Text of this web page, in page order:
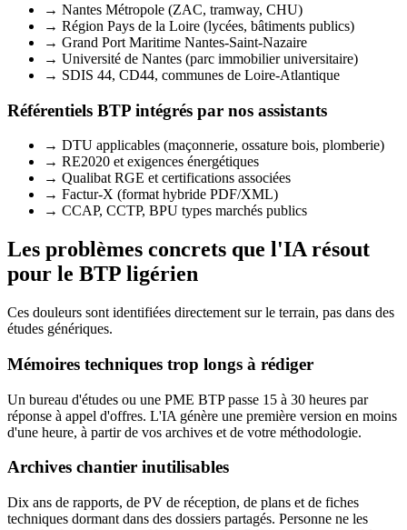
→ Nantes Métropole (ZAC, tramway, CHU)
→ Région Pays de la Loire (lycées, bâtiments publics)
→ Grand Port Maritime Nantes-Saint-Nazaire
→ Université de Nantes (parc immobilier universitaire)
→ SDIS 44, CD44, communes de Loire-Atlantique
Référentiels BTP intégrés par nos assistants
→ DTU applicables (maçonnerie, ossature bois, plomberie)
→ RE2020 et exigences énergétiques
→ Qualibat RGE et certifications associées
→ Factur-X (format hybride PDF/XML)
→ CCAP, CCTP, BPU types marchés publics
Les problèmes concrets que l'IA résout
pour le BTP ligérien
Ces douleurs sont identifiées directement sur le terrain, pas dans des
études génériques.
Mémoires techniques trop longs à rédiger
Un bureau d'études ou une PME BTP passe 15 à 30 heures par
réponse à appel d'offres. L'IA génère une première version en moins
d'une heure, à partir de vos archives et de votre méthodologie.
Archives chantier inutilisables
Dix ans de rapports, de PV de réception, de plans et de fiches
techniques dormant dans des dossiers partagés. Personne ne les